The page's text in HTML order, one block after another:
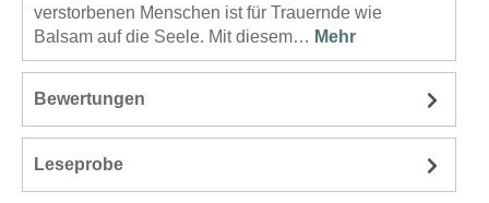
verstorbenen Menschen ist für Trauernde wie
Balsam auf die Seele. Mit diesem… Mehr
Bewertungen
Leseprobe